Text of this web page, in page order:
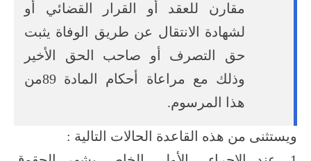
مقارن للعقد أو القرار القضائي أو
لشهادة الانتقال عن طريق الوفاة يثبت
حق التصرف أو صاحب الحق الأخير
وذلك مع مراعاة أحكام المادة 89من
هذا المرسوم.
ويستثنى من هذه القاعدة الحالات التالية :